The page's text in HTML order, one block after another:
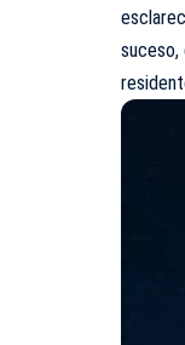
suceso,